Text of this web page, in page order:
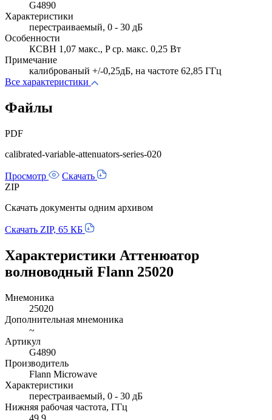
G4890
Характеристики
перестраиваемый, 0 - 30 дБ
Особенности
КСВН 1,07 макс., P ср. макс. 0,25 Вт
Примечание
калиброваный +/-0,25дБ, на частоте 62,85 ГГц
Все характеристики
Файлы
PDF
calibrated-variable-attenuators-series-020
Просмотр
Скачать
ZIP
Скачать документы одним архивом
Скачать ZIP, 65 КБ
Характеристики Аттенюатор
волноводный Flann 25020
Мнемоника
25020
Дополнительная мнемоника
~
Артикул
G4890
Производитель
Flann Microwave
Характеристики
перестраиваемый, 0 - 30 дБ
Нижняя рабочая частота, ГГц
49.9